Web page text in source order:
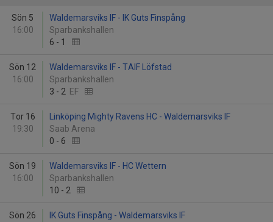
Sön 5
16:00
Waldemarsviks IF - IK Guts Finspång
Sparbankshallen
6 - 1
Sön 12
16:00
Waldemarsviks IF - TAIF Löfstad
Sparbankshallen
3 - 2 EF
Tor 16
19:30
Linköping Mighty Ravens HC - Waldemarsviks IF
Saab Arena
0 - 6
Sön 19
16:00
Waldemarsviks IF - HC Wettern
Sparbankshallen
10 - 2
Sön 26
IK Guts Finspång - Waldemarsviks IF